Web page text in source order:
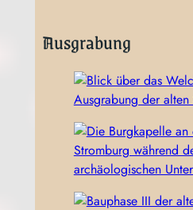
Ausgrabung